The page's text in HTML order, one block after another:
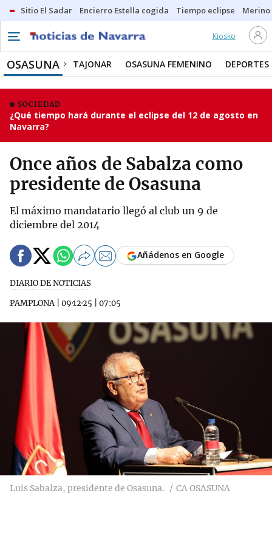
Sitio El Sadar Encierro Estella cogida Tiempo eclipse
Kiosko
OSASUNA TAJONAR OSASUNA FEMENINO DEPORTES
SOCIEDAD
¿Qué tiempo hará durante el eclipse del 12 de agosto en
Navarra?
Once años de Sabalza como
presidente de Osasuna
El máximo mandatario llegó al club un 9 de
diciembre del 2014
DIARIO DE NOTICIAS
PAMPLONA| 09·12·25 07:05
Añádenos en Google
Luis Sabalza, presidente de Osasuna. CA OSASUNA